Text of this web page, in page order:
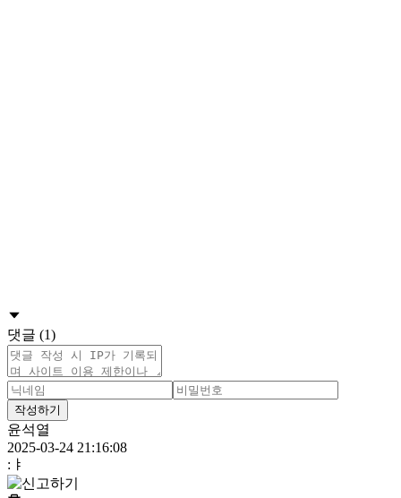
댓글 (1)
작성하기
윤석열
2025-03-24 21:16:08
:ㅑ